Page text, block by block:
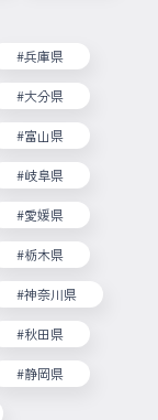
#兵庫県
#大分県
#富山県
#岐阜県
#愛媛県
#栃木県
#神奈川県
#秋田県
#静岡県